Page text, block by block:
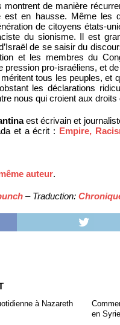
de manière
en hausse. Même les
de citoyens états-
du sionisme. Il est
de se saisir du
et les membres du
pression pro-israéliens, et
tous les peuples, et
les déclarations
nous qui croient aux
est écrivain et
et a écrit : Empire,
auteur.
– Traduction:
à Nazareth
en Syrie